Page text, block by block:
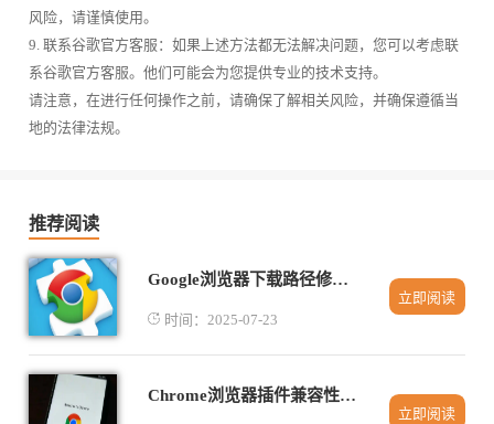
风险，请谨慎使用。
9. 联系谷歌官方客服：如果上述方法都无法解决问题，您可以考虑联
系谷歌官方客服。他们可能会为您提供专业的技术支持。
请注意，在进行任何操作之前，请确保了解相关风险，并确保遵循当
地的法律法规。
推荐阅读
Google浏览器下载路径修改详细方法
时间：2025-07-23
立即阅读
Chrome浏览器插件兼容性测试与分析
立即阅读